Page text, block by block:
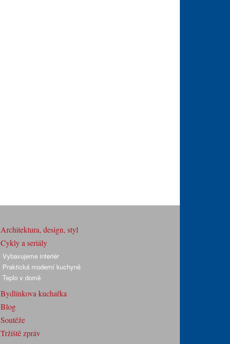
Architektura, design, styl
Cykly a seriály
Vybavujeme interiér
Praktická moderní kuchyně
Teplo v domě
Bydlínkova kuchařka
Blog
Soutěže
Tržiště zpráv